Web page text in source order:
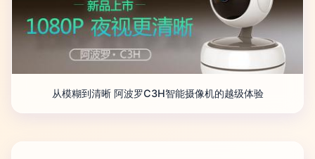
从模糊到清晰 阿波罗C3H智能摄像机的越级体验